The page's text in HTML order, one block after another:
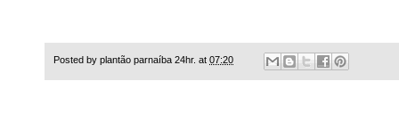
Posted by plantão parnaíba 24hr. at 07:20